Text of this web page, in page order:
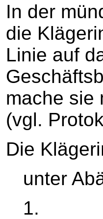
In der
die
Linie auf
mache sie
(vgl.
Die
unter
1.